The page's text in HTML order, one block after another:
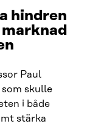
hindren
Paul
skulle
i både
stärka